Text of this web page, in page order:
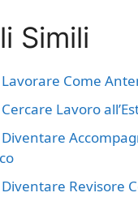
Simili
Come
Lavoro
Revisore